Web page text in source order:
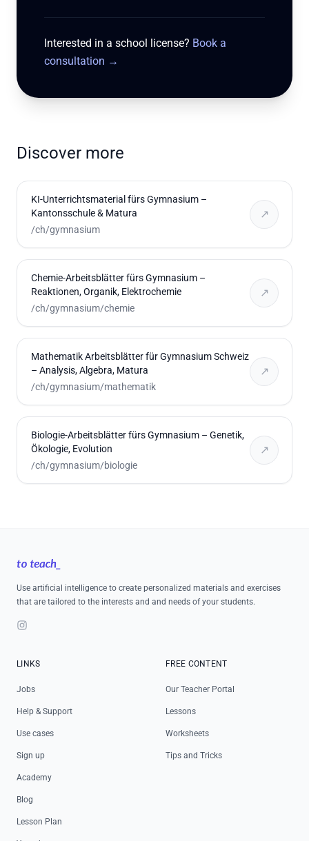
Interested in a school license? Book a
consultation →
Discover more
KI-Unterrichtsmaterial fürs Gymnasium –
Kantonsschule & Matura
/ch/gymnasium
↗
Chemie-Arbeitsblätter fürs Gymnasium –
Reaktionen, Organik, Elektrochemie
/ch/gymnasium/chemie
↗
Mathematik Arbeitsblätter für Gymnasium Schweiz
– Analysis, Algebra, Matura
/ch/gymnasium/mathematik
↗
Biologie-Arbeitsblätter fürs Gymnasium – Genetik,
Ökologie, Evolution
/ch/gymnasium/biologie
↗
Use artificial intelligence to create personalized materials and exercises
that are tailored to the interests and and needs of your students.
Instagram
LINKS
Jobs
Help & Support
Use cases
Sign up
Academy
Blog
Lesson Plan
FREE CONTENT
Our Teacher Portal
Lessons
Worksheets
Tips and Tricks